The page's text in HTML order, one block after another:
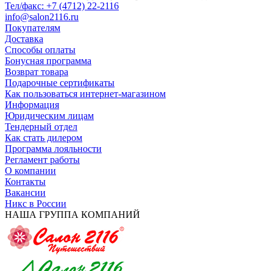
Тел/факс: +7 (4712) 22-2116
info@salon2116.ru
Покупателям
Доставка
Способы оплаты
Бонусная программа
Возврат товара
Подарочные сертификаты
Как пользоваться интернет-магазином
Информация
Юридическим лицам
Тендерный отдел
Как стать дилером
Программа лояльности
Регламент работы
О компании
Контакты
Вакансии
Никс в России
НАША ГРУППА КОМПАНИЙ